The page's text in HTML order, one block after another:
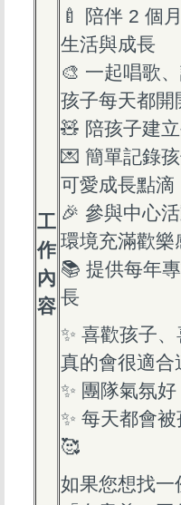
工
作
內
容
🍼 陪伴 2 個
生活與成長
🎨 一起唱歌
孩子每天都開
🧸 陪孩子建
💌 簡單記錄
可愛成長點滴
🎉 參與中心
環境充滿歡樂
📚 提供每年
長
✨ 喜歡孩子
真的會很適合
✨ 團隊氣氛
✨ 每天都會
🥰
如果您想找一